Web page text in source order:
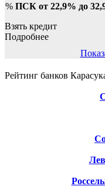
% ПСК от 22,9% до
Взять кредит
Подробнее
Рейтинг банков